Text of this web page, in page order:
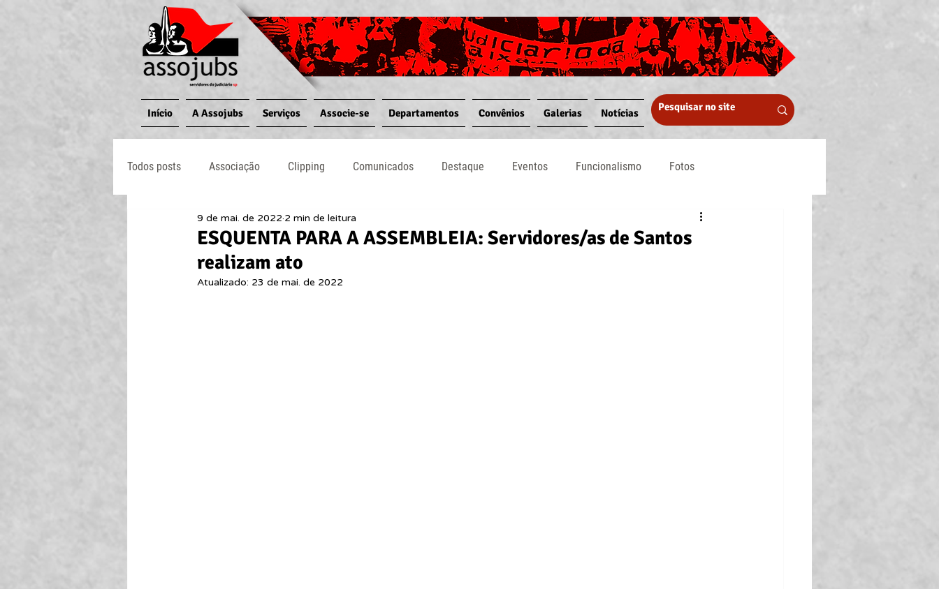
Início A Assojubs Serviços Associe-se Departamentos Convênios Galerias Notícias
Todos posts Associação Clipping Comunicados Destaque Eventos Funcionalismo Fotos
Jornal O Processo Judiciário Notícias
ESQUENTA PARA A ASSEMBLEIA: Servidores/as de Santos
realizam ato
9 de mai. de 2022 2 min de leitura
Atualizado: 23 de mai. de 2022